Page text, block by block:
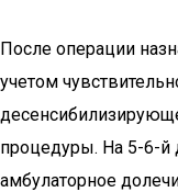
После операции
учетом
процедуры. На 5-6-й
амбулаторное